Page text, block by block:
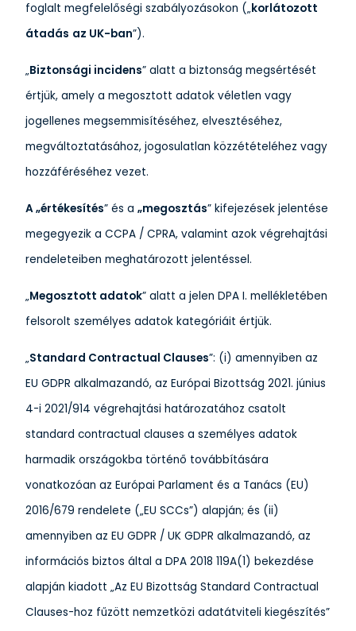
foglalt megfelelőségi szabályozásokon („korlátozott
átadás az UK-ban”).
„Biztonsági incidens” alatt a biztonság megsértését
értjük, amely a megosztott adatok véletlen vagy
jogellenes megsemmisítéséhez, elvesztéséhez,
megváltoztatásához, jogosulatlan közzétételéhez vagy
hozzáféréséhez vezet.
A „értékesítés” és a „megosztás” kifejezések jelentése
megegyezik a CCPA / CPRA, valamint azok végrehajtási
rendeleteiben meghatározott jelentéssel.
„Megosztott adatok” alatt a jelen DPA I. mellékletében
felsorolt személyes adatok kategóriáit értjük.
„Standard Contractual Clauses”: (i) amennyiben az
EU GDPR alkalmazandó, az Európai Bizottság 2021. június
4-i 2021/914 végrehajtási határozatához csatolt
standard contractual clauses a személyes adatok
harmadik országokba történő továbbítására
vonatkozóan az Európai Parlament és a Tanács (EU)
2016/679 rendelete („EU SCCs”) alapján; és (ii)
amennyiben az EU GDPR / UK GDPR alkalmazandó, az
információs biztos által a DPA 2018 119A(1) bekezdése
alapján kiadott „Az EU Bizottság Standard Contractual
Clauses-hoz fűzött nemzetközi adatátviteli kiegészítés”